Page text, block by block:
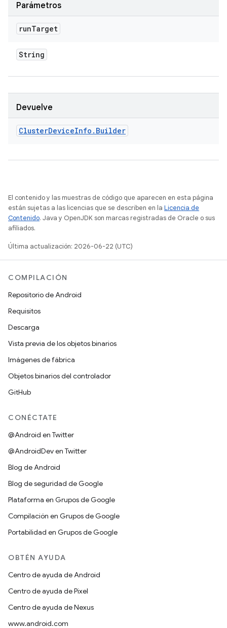
Parámetros
runTarget
String
Devuelve
ClusterDeviceInfo . Builder
El contenido y las muestras de código que aparecen en esta página
están sujetas a las licencias que se describen en la Licencia de
Contenido. Java y OpenJDK son marcas registradas de Oracle o sus
afiliados.
Última actualización: 2026-06-22 (UTC)
COMPILACIÓN
Repositorio de Android
Requisitos
Descarga
Vista previa de los objetos binarios
Imágenes de fábrica
Objetos binarios del controlador
GitHub
CONÉCTATE
@Android en Twitter
@AndroidDev en Twitter
Blog de Android
Blog de seguridad de Google
Plataforma en Grupos de Google
Compilación en Grupos de Google
Portabilidad en Grupos de Google
OBTÉN AYUDA
Centro de ayuda de Android
Centro de ayuda de Pixel
Centro de ayuda de Nexus
www.android.com